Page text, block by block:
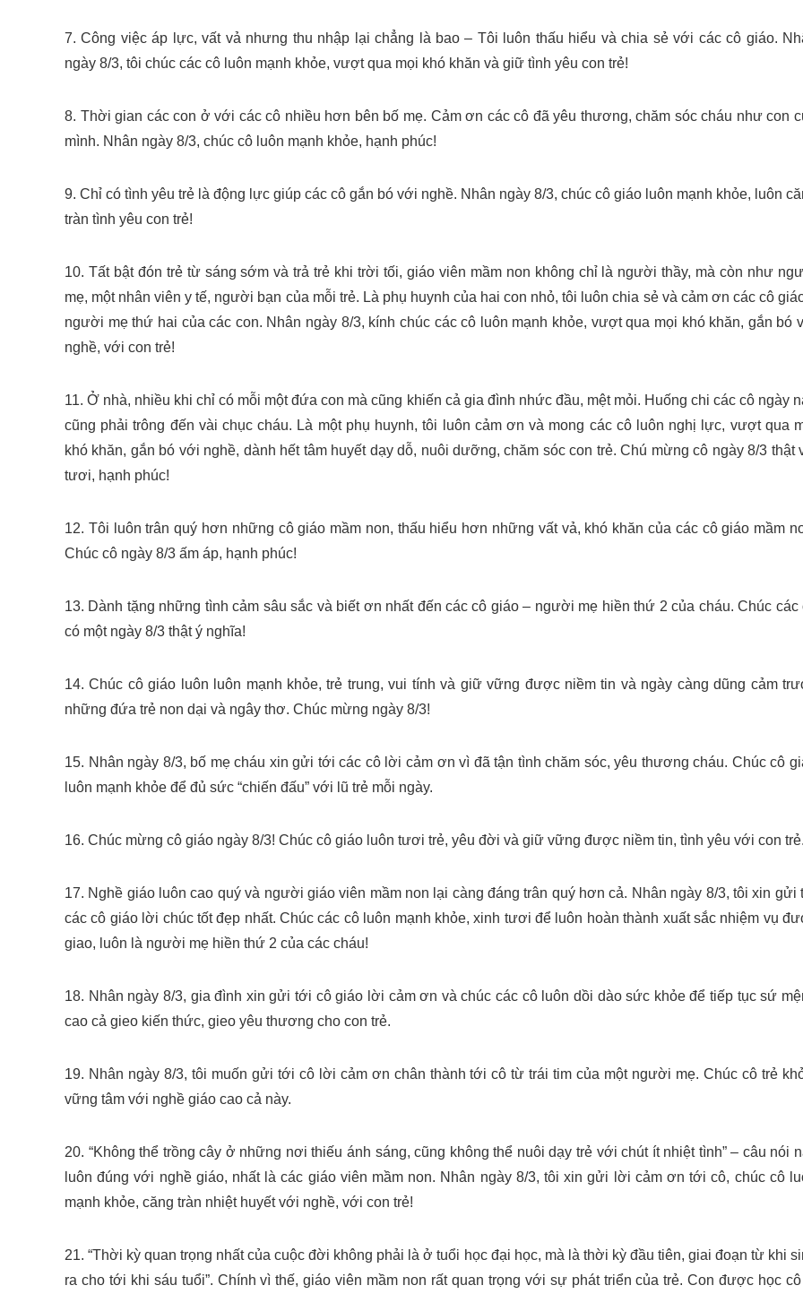
7. Công việc áp lực, vất vả nhưng thu nhập lại chẳng là bao – Tôi luôn thấu hiểu và chia sẻ với các cô giáo.
ngày 8/3, tôi chúc các cô luôn mạnh khỏe, vượt qua mọi khó khăn và giữ tình yêu con trẻ!
8. Thời gian các con ở với các cô nhiều hơn bên bố mẹ. Cảm ơn các cô đã yêu thương, chăm sóc cháu như con
mình. Nhân ngày 8/3, chúc cô luôn mạnh khỏe, hạnh phúc!
9. Chỉ có tình yêu trẻ là động lực giúp các cô gắn bó với nghề. Nhân ngày 8/3, chúc cô giáo luôn mạnh khỏe, luôn
tràn tình yêu con trẻ!
10. Tất bật đón trẻ từ sáng sớm và trả trẻ khi trời tối, giáo viên mầm non không chỉ là người thầy, mà còn như
mẹ, một nhân viên y tế, người bạn của mỗi trẻ. Là phụ huynh của hai con nhỏ, tôi luôn chia sẻ và cảm ơn các cô
người mẹ thứ hai của các con. Nhân ngày 8/3, kính chúc các cô luôn mạnh khỏe, vượt qua mọi khó khăn, gắn bó
nghề, với con trẻ!
11. Ở nhà, nhiều khi chỉ có mỗi một đứa con mà cũng khiến cả gia đình nhức đầu, mệt mỏi. Huống chi các cô ngày
cũng phải trông đến vài chục cháu. Là một phụ huynh, tôi luôn cảm ơn và mong các cô luôn nghị lực, vượt qua
khó khăn, gắn bó với nghề, dành hết tâm huyết dạy dỗ, nuôi dưỡng, chăm sóc con trẻ. Chú mừng cô ngày 8/3 thật
tươi, hạnh phúc!
12. Tôi luôn trân quý hơn những cô giáo mầm non, thấu hiểu hơn những vất vả, khó khăn của các cô giáo mầm
Chúc cô ngày 8/3 ấm áp, hạnh phúc!
13. Dành tặng những tình cảm sâu sắc và biết ơn nhất đến các cô giáo – người mẹ hiền thứ 2 của cháu. Chúc các
có một ngày 8/3 thật ý nghĩa!
14. Chúc cô giáo luôn luôn mạnh khỏe, trẻ trung, vui tính và giữ vững được niềm tin và ngày càng dũng cảm
những đứa trẻ non dại và ngây thơ. Chúc mừng ngày 8/3!
15. Nhân ngày 8/3, bố mẹ cháu xin gửi tới các cô lời cảm ơn vì đã tận tình chăm sóc, yêu thương cháu. Chúc cô
luôn mạnh khỏe để đủ sức “chiến đấu” với lũ trẻ mỗi ngày.
16. Chúc mừng cô giáo ngày 8/3! Chúc cô giáo luôn tươi trẻ, yêu đời và giữ vững được niềm tin, tình yêu với con trẻ.
17. Nghề giáo luôn cao quý và người giáo viên mầm non lại càng đáng trân quý hơn cả. Nhân ngày 8/3, tôi xin gửi
các cô giáo lời chúc tốt đẹp nhất. Chúc các cô luôn mạnh khỏe, xinh tươi để luôn hoàn thành xuất sắc nhiệm vụ
giao, luôn là người mẹ hiền thứ 2 của các cháu!
18. Nhân ngày 8/3, gia đình xin gửi tới cô giáo lời cảm ơn và chúc các cô luôn dồi dào sức khỏe để tiếp tục sứ
cao cả gieo kiến thức, gieo yêu thương cho con trẻ.
19. Nhân ngày 8/3, tôi muốn gửi tới cô lời cảm ơn chân thành tới cô từ trái tim của một người mẹ. Chúc cô trẻ
vững tâm với nghề giáo cao cả này.
20. “Không thể trồng cây ở những nơi thiếu ánh sáng, cũng không thể nuôi dạy trẻ với chút ít nhiệt tình” – câu nói
luôn đúng với nghề giáo, nhất là các giáo viên mầm non. Nhân ngày 8/3, tôi xin gửi lời cảm ơn tới cô, chúc cô
mạnh khỏe, căng tràn nhiệt huyết với nghề, với con trẻ!
21. “Thời kỳ quan trọng nhất của cuộc đời không phải là ở tuổi học đại học, mà là thời kỳ đầu tiên, giai đoạn từ khi
ra cho tới khi sáu tuổi”. Chính vì thế, giáo viên mầm non rất quan trọng với sự phát triển của trẻ. Con được học